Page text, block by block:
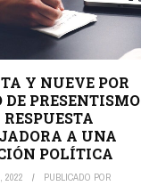
Y NUEVE POR
DE PRESENTISMO
A UNA
POLÍTICA
2022 PUBLICADO POR